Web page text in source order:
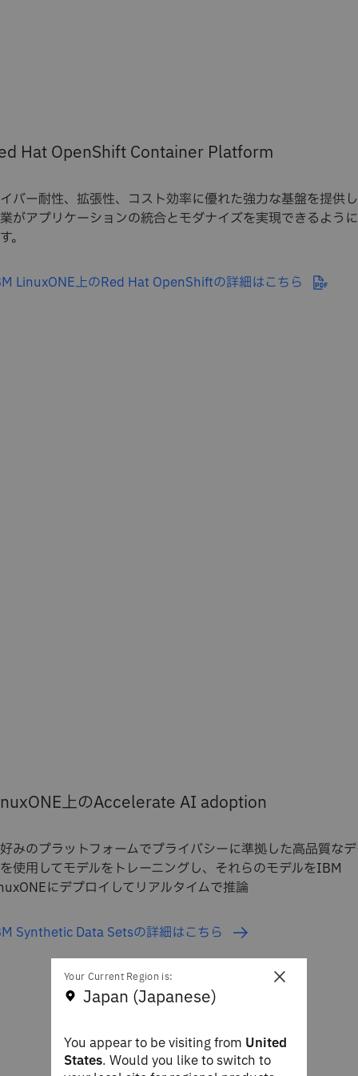
Hat OpenShift Container Platform
バー耐性、拡張性、コスト効率に優れた強力な基盤を提供
がアプリケーションの統合とモダナイズを実現できるよう
。
LinuxONE上のRed Hat OpenShiftの詳細はこちら
上のAccelerate AI adoption
みのプラットフォームでプライバシーに準拠した高品質な
使用してモデルをトレーニングし、それらのモデルをIBM
にデプロイしてリアルタイムで推論
Synthetic Data Setsの詳細はこちら
×
Your Current Region is:
Japan (Japanese)
You appear to be visiting from United
States. Would you like to switch to